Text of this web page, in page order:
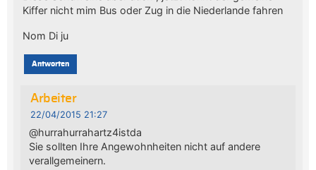
Kiffer nicht mim Bus oder Zug in die Niederlande fahren
Nom Di ju
Antworten
Arbeiter
22/04/2015 21:27
@hurrahurrahartz4istda
Sie sollten Ihre Angewohnheiten nicht auf andere
verallgemeinern.